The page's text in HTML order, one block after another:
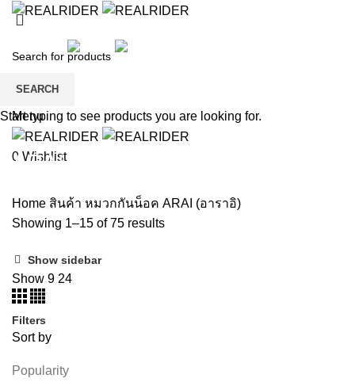
Wishlist
Menu
0 Wishlist
ARAI (อาราอิ)
Home สินค้า หมวกกันน็อค ARAI (อาราอิ)
Showing 1–15 of 75 results
Show sidebar
Show 9 24
Filters
Sort by
Popularity
SEARCH
Start typing to see products you are looking for.